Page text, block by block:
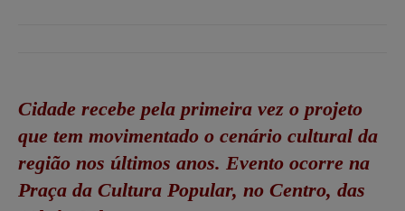
Cidade recebe pela primeira vez o projeto
que tem movimentado o cenário cultural da
região nos últimos anos. Evento ocorre na
Praça da Cultura Popular, no Centro, das